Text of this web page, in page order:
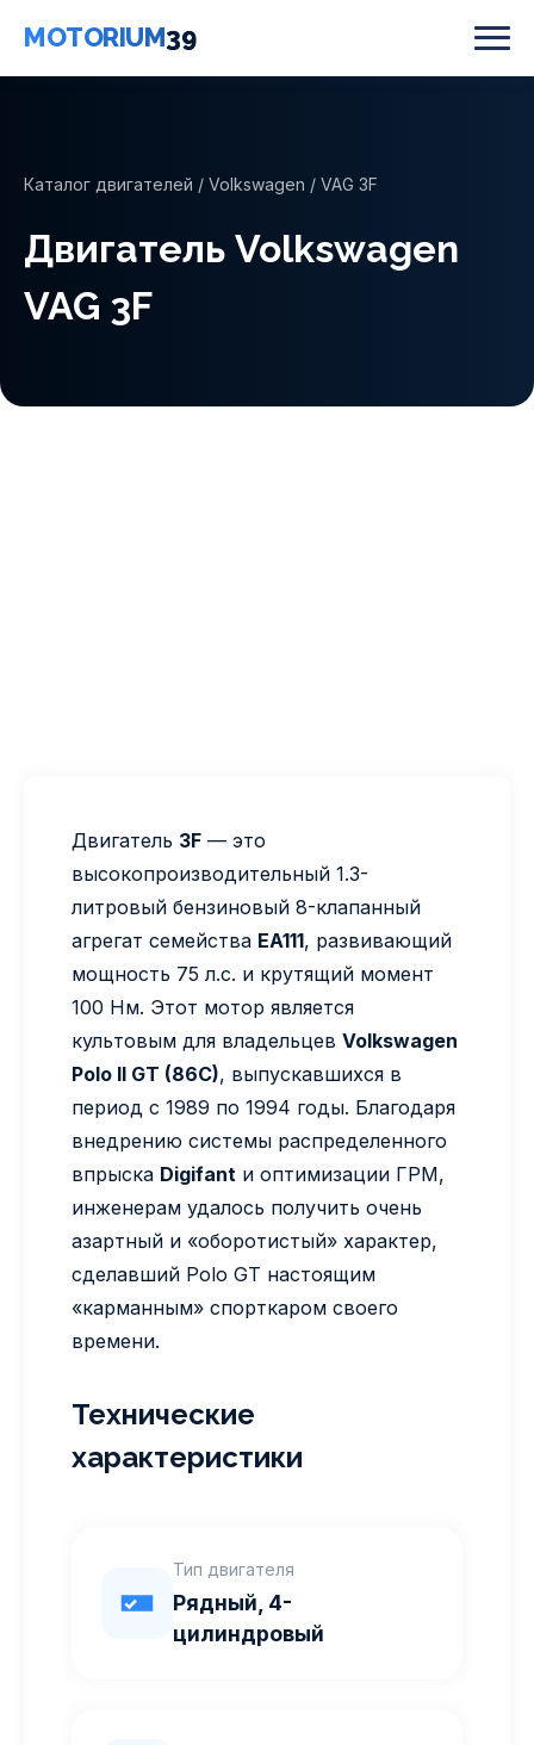
MOTORIUM39
Каталог двигателей / Volkswagen / VAG 3F
Двигатель Volkswagen
VAG 3F
Двигатель 3F — это
высокопроизводительный 1.3-
литровый бензиновый 8-клапанный
агрегат семейства EA111, развивающий
мощность 75 л.с. и крутящий момент
100 Нм. Этот мотор является
культовым для владельцев Volkswagen
Polo II GT (86C), выпускавшихся в
период с 1989 по 1994 годы. Благодаря
внедрению системы распределенного
впрыска Digifant и оптимизации ГРМ,
инженерам удалось получить очень
азартный и «оборотистый» характер,
сделавший Polo GT настоящим
«карманным» спорткаром своего
времени.
Технические
характеристики
Тип двигателя
Рядный, 4-
цилиндровый